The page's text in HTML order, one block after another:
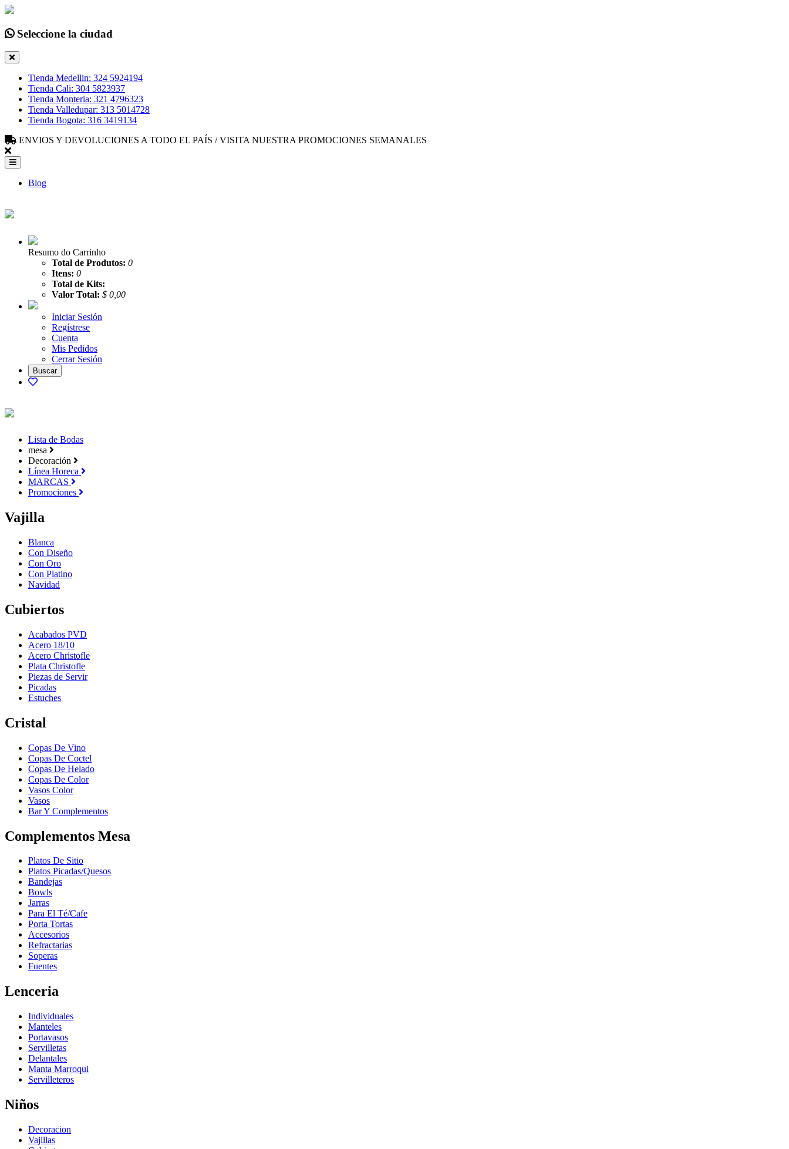
Seleccione la ciudad
Tienda Medellin: 324 5924194
Tienda Cali: 304 5823937
Tienda Monteria: 321 4796323
Tienda Valledupar: 313 5014728
Tienda Bogota: 316 3419134
ENVIOS Y DEVOLUCIONES A TODO EL PAÍS / VISITA NUESTRA PROMOCIONES SEMANALES
Blog
Resumo do Carrinho
Total de Produtos: 0
Itens: 0
Total de Kits:
Valor Total: $ 0,00
Iniciar Sesión
Regístrese
Cuenta
Mis Pedidos
Cerrar Sesión
Lista de Bodas
mesa
Decoración
Línea Horeca
MARCAS
Promociones
Vajilla
Blanca
Con Diseño
Con Oro
Con Platino
Navidad
Cubiertos
Acabados PVD
Acero 18/10
Acero Christofle
Plata Christofle
Piezas de Servir
Picadas
Estuches
Cristal
Copas De Vino
Copas De Coctel
Copas De Helado
Copas De Color
Vasos Color
Vasos
Bar Y Complementos
Complementos Mesa
Platos De Sitio
Platos Picadas/Quesos
Bandejas
Bowls
Jarras
Para El Té/Cafe
Porta Tortas
Accesorios
Refractarias
Soperas
Fuentes
Lenceria
Individuales
Manteles
Portavasos
Servilletas
Delantales
Manta Marroqui
Servilleteros
Niños
Decoracion
Vajillas